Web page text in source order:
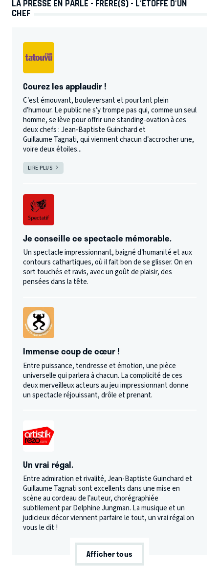
LA PRESSE EN PARLE - FRÈRE(S) - L'ÉTOFFE D'UN
CHEF
Courez les applaudir !
C’est émouvant, bouleversant et pourtant plein
d’humour. Le public ne s’y trompe pas qui, comme un seul
homme, se lève pour offrir une standing-ovation à ces
deux chefs : Jean-Baptiste Guinchard et
Guillaume Tagnati, qui viennent chacun d’accrocher une,
voire deux étoiles...
LIRE PLUS
Je conseille ce spectacle mémorable.
Un spectacle impressionnant, baigné d’humanité et aux
contours cathartiques, où il fait bon de se glisser. On en
sort touchés et ravis, avec un goût de plaisir, des
pensées dans la tête.
Immense coup de cœur !
Entre puissance, tendresse et émotion, une pièce
universelle qui parlera à chacun. La complicité de ces
deux merveilleux acteurs au jeu impressionnant donne
un spectacle réjouissant, drôle et prenant.
Un vrai régal.
Entre admiration et rivalité, Jean-Baptiste Guinchard et
Guillaume Tagnati sont excellents dans une mise en
scène au cordeau de l’auteur, chorégraphiée
subtilement par Delphine Jungman. La musique et un
judicieux décor viennent parfaire le tout, un vrai régal on
vous le dit !
Afficher tous